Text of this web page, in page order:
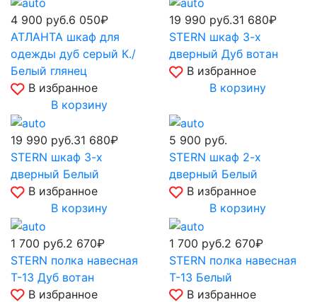
4 900 руб.6 050₽
АТЛАНТА шкаф для
одежды дуб серый К./
Белый глянец
В избранное
В корзину
19 990 руб.31 680₽
STERN шкаф 3-х
дверный Дуб вотан
В избранное
В корзину
19 990 руб.31 680₽
STERN шкаф 3-х
дверный Белый
В избранное
В корзину
5 900 руб.
STERN шкаф 2-х
дверный Белый
В избранное
В корзину
1 700 руб.2 670₽
STERN полка навесная
Т-13 Дуб вотан
В избранное
1 700 руб.2 670₽
STERN полка навесная
Т-13 Белый
В избранное